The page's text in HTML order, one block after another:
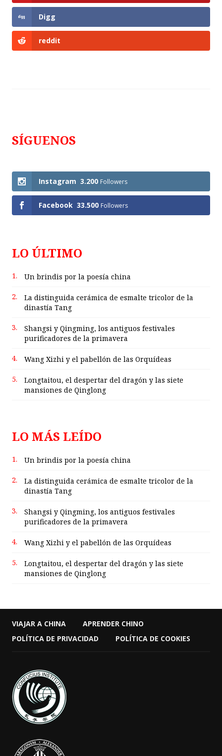
Digg
reddit
SÍGUENOS
Instagram 3.200 Followers
Facebook 33.500 Followers
LO ÚLTIMO
1. Un brindis por la poesía china
2.
La distinguida cerámica de esmalte tricolor de la
dinastía Tang
3.
Shangsi y Qingming, los antiguos festivales
purificadores de la primavera
4. Wang Xizhi y el pabellón de las Orquídeas
5.
Longtaitou, el despertar del dragón y las siete
mansiones de Qinglong
LO MÁS LEÍDO
1. Un brindis por la poesía china
2.
La distinguida cerámica de esmalte tricolor de la
dinastía Tang
3.
Shangsi y Qingming, los antiguos festivales
purificadores de la primavera
4. Wang Xizhi y el pabellón de las Orquídeas
5.
Longtaitou, el despertar del dragón y las siete
mansiones de Qinglong
VIAJAR A CHINA
APRENDER CHINO
POLÍTICA DE PRIVACIDAD
POLÍTICA DE COOKIES